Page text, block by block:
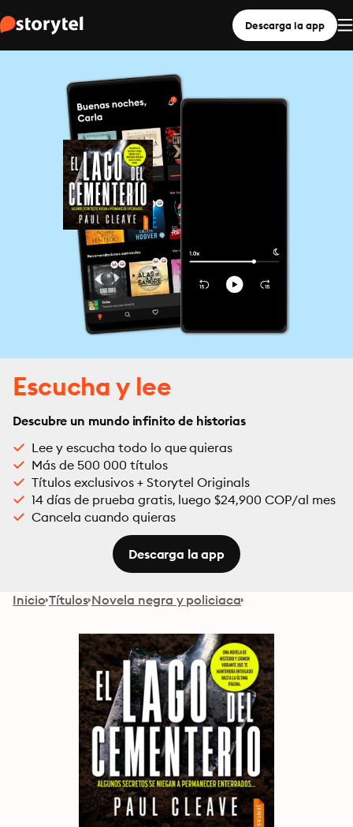
Descarga la app
Escucha y lee
Descubre un mundo infinito de historias
Lee y escucha todo lo que quieras
Más de 500 000 títulos
Títulos exclusivos + Storytel Originals
14 días de prueba gratis, luego $24,900 COP/al mes
Cancela cuando quieras
Descarga la app
Inicio Títulos Novela negra y policiaca